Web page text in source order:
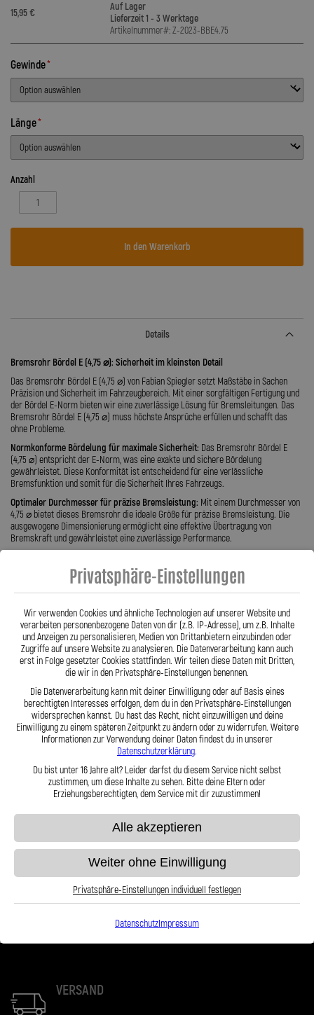
15,95 €
Auf Lager
Lieferzeit 1 - 3 Werktage
Artikelnummer#: Z-2023-BBE4.75
Gewinde
Länge
Anzahl
In den Warenkorb
Details
Bremsrohr Bördel E (4,75⌀): Sicherheit im kleinsten Detail
Das Bremsrohr Bördel E (4,75 ⌀) von Fabian Spiegler setzt Maßstäbe in Sachen
Präzision und Sicherheit im Fahrzeugbereich. Mit einer sorgfältigen Fertigung und
der Bördel E-Norm bieten wir eine zuverlässige Lösung für Bremsleitungen. Das
Bremsrohr Bördel E (4,75 ⌀) muss höchste Ansprüche erfüllen und schafft das
ohne Probleme.
Normkonforme Bördelung für maximale Sicherheit: Das Bremsrohr Bördel E
(4,75 ⌀) entspricht der E-Norm, was eine exakte und sichere Bördelung
gewährleistet. Diese Konformität ist entscheidend für eine verlässliche
Bremsfunktion und somit für die Sicherheit Ihres Fahrzeugs.
Optimaler Durchmesser für präzise Bremsleistung: Mit einem Durchmesser von
4,75 ⌀ bietet dieses Bremsrohr die ideale Größe für präzise Bremsleistung. Die
ausgewogene Dimensionierung ermöglicht eine effektive Übertragung von
Bremskraft und gewährleistet eine zuverlässige Performance.
aus hochwertigem Material, was eine ausgezeichnete Beständigkeit gegenüber
den Belastungen im Straßenverkehr sicherstellt. Diese Robustheit ist entscheidend
für langfristige Zuverlässigkeit und minimiert den Wartungsaufwand.
Präzise Fertigung für einfache Installation:Die präzise Fertigung des
Bremsrohrs erleichtert die Installation und minimiert mögliche Leckagen. Dies
stellt sicher, dass eine korrekte und sichere Verbindung gewährleistet ist. Das ist
gerade bei Bremsleitungen von höchster Bedeutung.
Das Bremsrohr von Fabian Spiegler setzt durch seine präzise Fertigung und Bördel
E-Norm neue Maßstäbe in Sachen Sicherheit und Zuverlässigkeit für
Bremsleitungen. Der optimale Durchmesser, hochwertiges Material und eine
einfache Installation machen es zur idealen Lösung für höchste Ansprüche an die
Bremsfunktion im Fahrzeug.
Hier finden Sie noch weiter Informationenhttps://fabian-
spiegler.de/problemloesung/
Das könnte Sie auch Interessieren
https://de.wikipedia.org/wiki/B%C3%B6rdeln
Mehr Informationen
VERSAND
Privatsphäre-Einstellungen
Wir verwenden Cookies und ähnliche Technologien auf unserer Website und
verarbeiten personenbezogene Daten von dir (z.B. IP-Adresse), um z.B. Inhalte
und Anzeigen zu personalisieren, Medien von Drittanbietern einzubinden oder
Zugriffe auf unsere Website zu analysieren. Die Datenverarbeitung kann auch
erst in Folge gesetzter Cookies stattfinden. Wir teilen diese Daten mit Dritten,
die wir in den Privatsphäre-Einstellungen benennen.
Die Datenverarbeitung kann mit deiner Einwilligung oder auf Basis eines
berechtigten Interesses erfolgen, dem du in den Privatsphäre-Einstellungen
widersprechen kannst. Du hast das Recht, nicht einzuwilligen und deine
Einwilligung zu einem späteren Zeitpunkt zu ändern oder zu widerrufen. Weitere
Informationen zur Verwendung deiner Daten findest du in unserer
Datenschutzerklärung.
Du bist unter 16 Jahre alt? Leider darfst du diesem Service nicht selbst
zustimmen, um diese Inhalte zu sehen. Bitte deine Eltern oder
Erziehungsberechtigten, dem Service mit dir zuzustimmen!
Alle akzeptieren
Weiter ohne Einwilligung
Privatsphäre-Einstellungen individuell festlegen
DatenschutzImpressum